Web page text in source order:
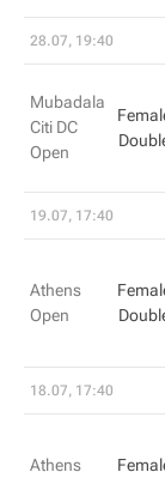
28.07, 19:40
Mubadala
Citi DC
Open
19.07, 17:40
Athens
Open
18.07, 17:40
Athens